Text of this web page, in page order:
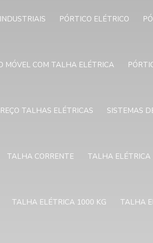
PÓRTICO ELÉTRICO
MÓVEL COM TALHA ELÉTRICA
TALHAS ELÉTRICAS SISTEMAS
TALHA CORRENTE TALHA ELÉTRICA
TALHA ELÉTRICA 1000 KG TALHA